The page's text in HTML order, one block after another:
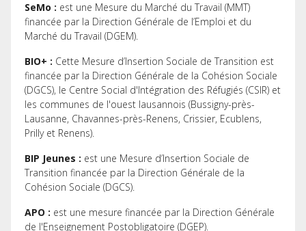
SeMo : est une Mesure du Marché du Travail (MMT)
financée par la Direction Générale de l’Emploi et du
Marché du Travail (DGEM).
BIO+ : Cette Mesure d’Insertion Sociale de Transition est
financée par la Direction Générale de la Cohésion Sociale
(DGCS), le Centre Social d'Intégration des Réfugiés (CSIR) et
les communes de l'ouest lausannois (Bussigny-près-
Lausanne, Chavannes-près-Renens, Crissier, Ecublens,
Prilly et Renens).
BIP Jeunes : est une Mesure d’Insertion Sociale de
Transition financée par la Direction Générale de la
Cohésion Sociale (DGCS).
APO : est une mesure financée par la Direction Générale
de l'Enseignement Postobligatoire (DGEP).